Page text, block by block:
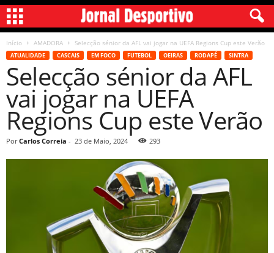
Início AMADORA Selecção sénior da AFL vai jogar na UEFA Regions Cup este Verão
ATUALIDADE CASCAIS EM FOCO FUTEBOL OEIRAS RODAPÉ SINTRA
Selecção sénior da AFL
vai jogar na UEFA
Regions Cup este Verão
Por Carlos Correia - 23 de Maio, 2024 293